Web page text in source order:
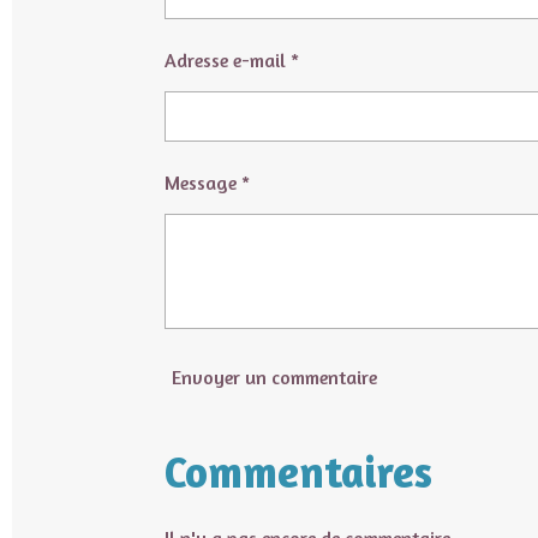
Adresse e-mail *
Message *
Envoyer un commentaire
Commentaires